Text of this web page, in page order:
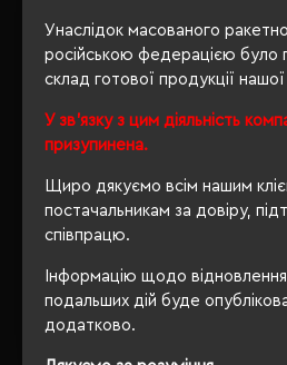
Унаслідок масованого
російською федерацією було
склад готової продукції нашої
У зв'язку з цим діяльність
призупинена.
Щиро дякуємо всім нашим
постачальникам за довіру,
співпрацю.
Інформацію щодо
подальших дій буде
додатково.
ВІДГУКИ
РЕКОМЕНДУЄМО